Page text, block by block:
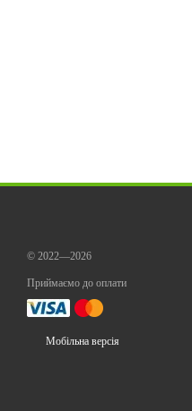
© 2022—2026
Приймаємо до оплати
Мобільна версія